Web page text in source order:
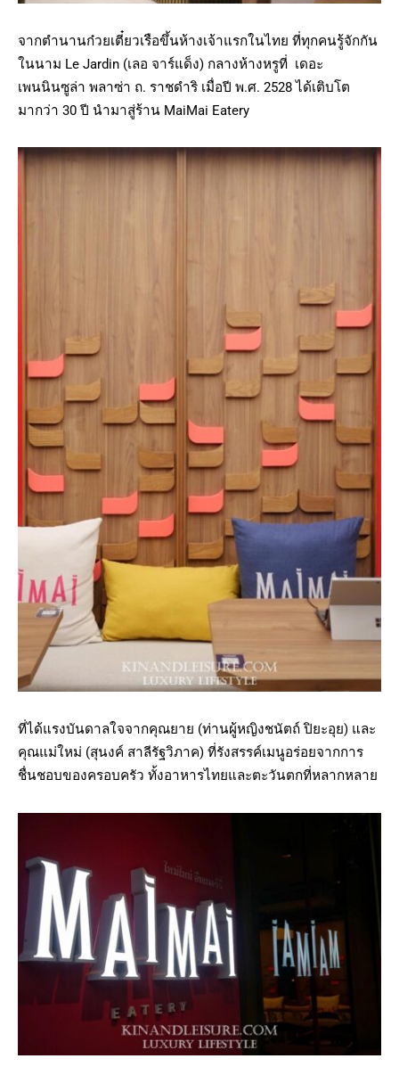
จากตำนานก๋วยเตี๋ยวเรือขึ้นห้างเจ้าแรกในไทย ที่ทุกคนรู้จักกัน
ในนาม Le Jardin (เลอ จาร์แด็ง) กลางห้างหรูที่ เดอะ
เพนนินซูล่า พลาซ่า ถ. ราชดำริ เมื่อปี พ.ศ. 2528 ได้เติบโต
มากว่า 30 ปี นำมาสู่ร้าน MaiMai Eatery
ที่ได้แรงบันดาลใจจากคุณยาย (ท่านผู้หญิงชนัตถ์ ปิยะอุย) และ
คุณแม่ใหม่ (สุนงค์ สาลีรัฐวิภาค) ที่รังสรรค์เมนูอร่อยจากการ
ชื่นชอบของครอบครัว ทั้งอาหารไทยและตะวันตกที่หลากหลาย